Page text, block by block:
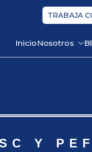
TRABAJA
InicioNosotros
Y